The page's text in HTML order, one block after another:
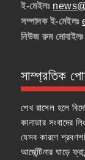
ই-মেইলঃ
সম্পাদক ই-মেইলঃ
নিউজ রুম
সাম্প্রতিক
শেখ রাসেল হলে
কানাডার সংবাদের
যেসব কারণে
আর্জেন্টিনার ঘাড়ে